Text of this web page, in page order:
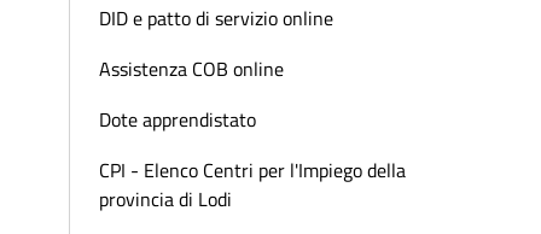
DID e patto di servizio online
Assistenza COB online
Dote apprendistato
CPI - Elenco Centri per l'Impiego della
provincia di Lodi